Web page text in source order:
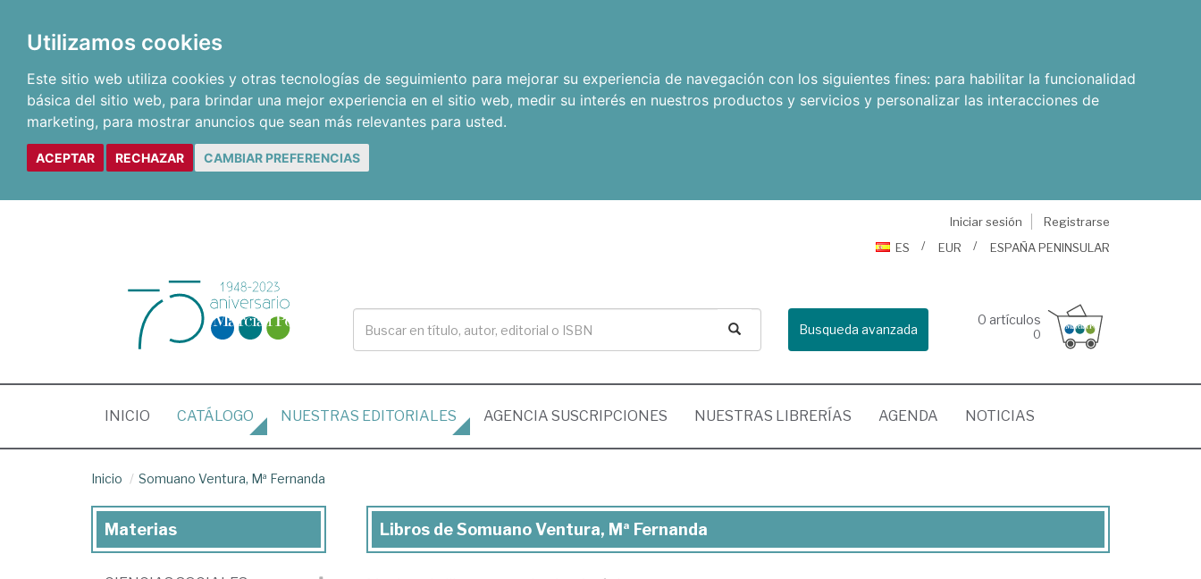
Utilizamos cookies
Este sitio web utiliza cookies y otras tecnologías de seguimiento para mejorar su experiencia de navegación con los siguientes fines: para habilitar la funcionalidad
básica del sitio web, para brindar una mejor experiencia en el sitio web, medir su interés en nuestros productos y servicios y personalizar las interacciones de
marketing, para mostrar anuncios que sean más relevantes para usted.
ACEPTAR RECHAZAR CAMBIAR PREFERENCIAS
Iniciar sesión
Registrarse
ES
EUR ESPAÑA PENINSULAR
Busqueda avanzada
0 artículos
0
INICIO (CURRENT)
CATÁLOGO NUESTRAS EDITORIALES AGENCIA SUSCRIPCIONES NUESTRAS LIBRERÍAS AGENDA NOTICIAS
Inicio Somuano Ventura, Mª Fernanda
Libros
Libros de Somuano Ventura, Mª Fernanda
Materias